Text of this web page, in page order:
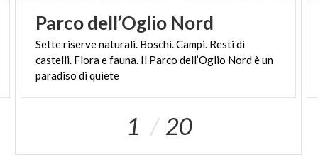
Parcodell’Oglio Nord
Sette riserve naturali. Boschi. Campi. Resti di
castelli. Flora e fauna. Il Parco dell’Oglio Nord è un
paradiso di quiete
1 20